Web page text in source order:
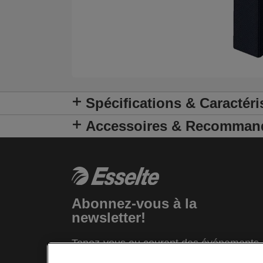
Spécifications &
Accessoires &
Abonnez-vous à la
newsletter!
Tenez-vous au courant des événements,